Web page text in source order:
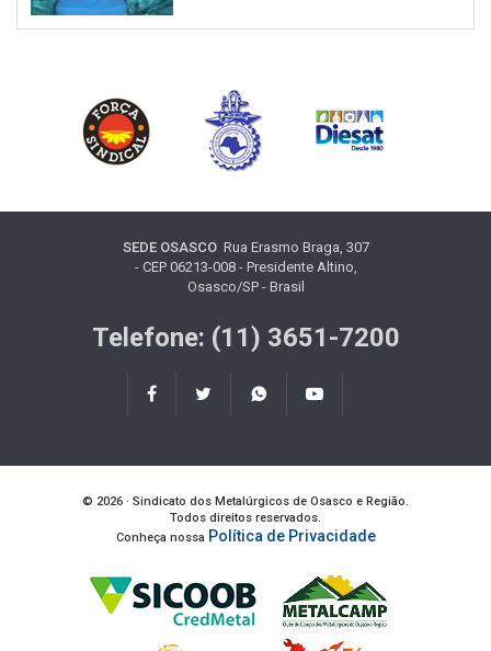
SEDE OSASCORua Erasmo Braga, 307
- CEP 06213-008 - Presidente Altino,
Osasco/SP - Brasil
Telefone: (11) 3651-7200
© 2026 · Sindicato dos Metalúrgicos de Osasco e Região.
Todos direitos reservados.
Conheça nossa Política de Privacidade